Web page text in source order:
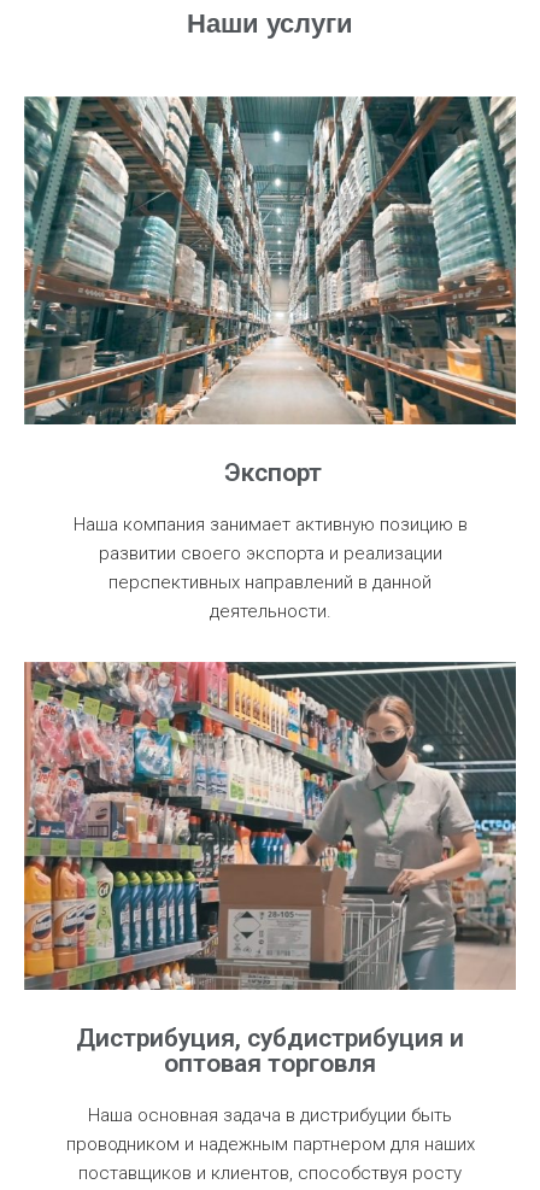
Наши услуги
Экспорт
Наша компания занимает активную позицию в
развитии своего экспорта и реализации
перспективных направлений в данной
деятельности.
Дистрибуция, субдистрибуция и
оптовая торговля
Наша основная задача в дистрибуции быть
проводником и надежным партнером для наших
поставщиков и клиентов, способствуя росту